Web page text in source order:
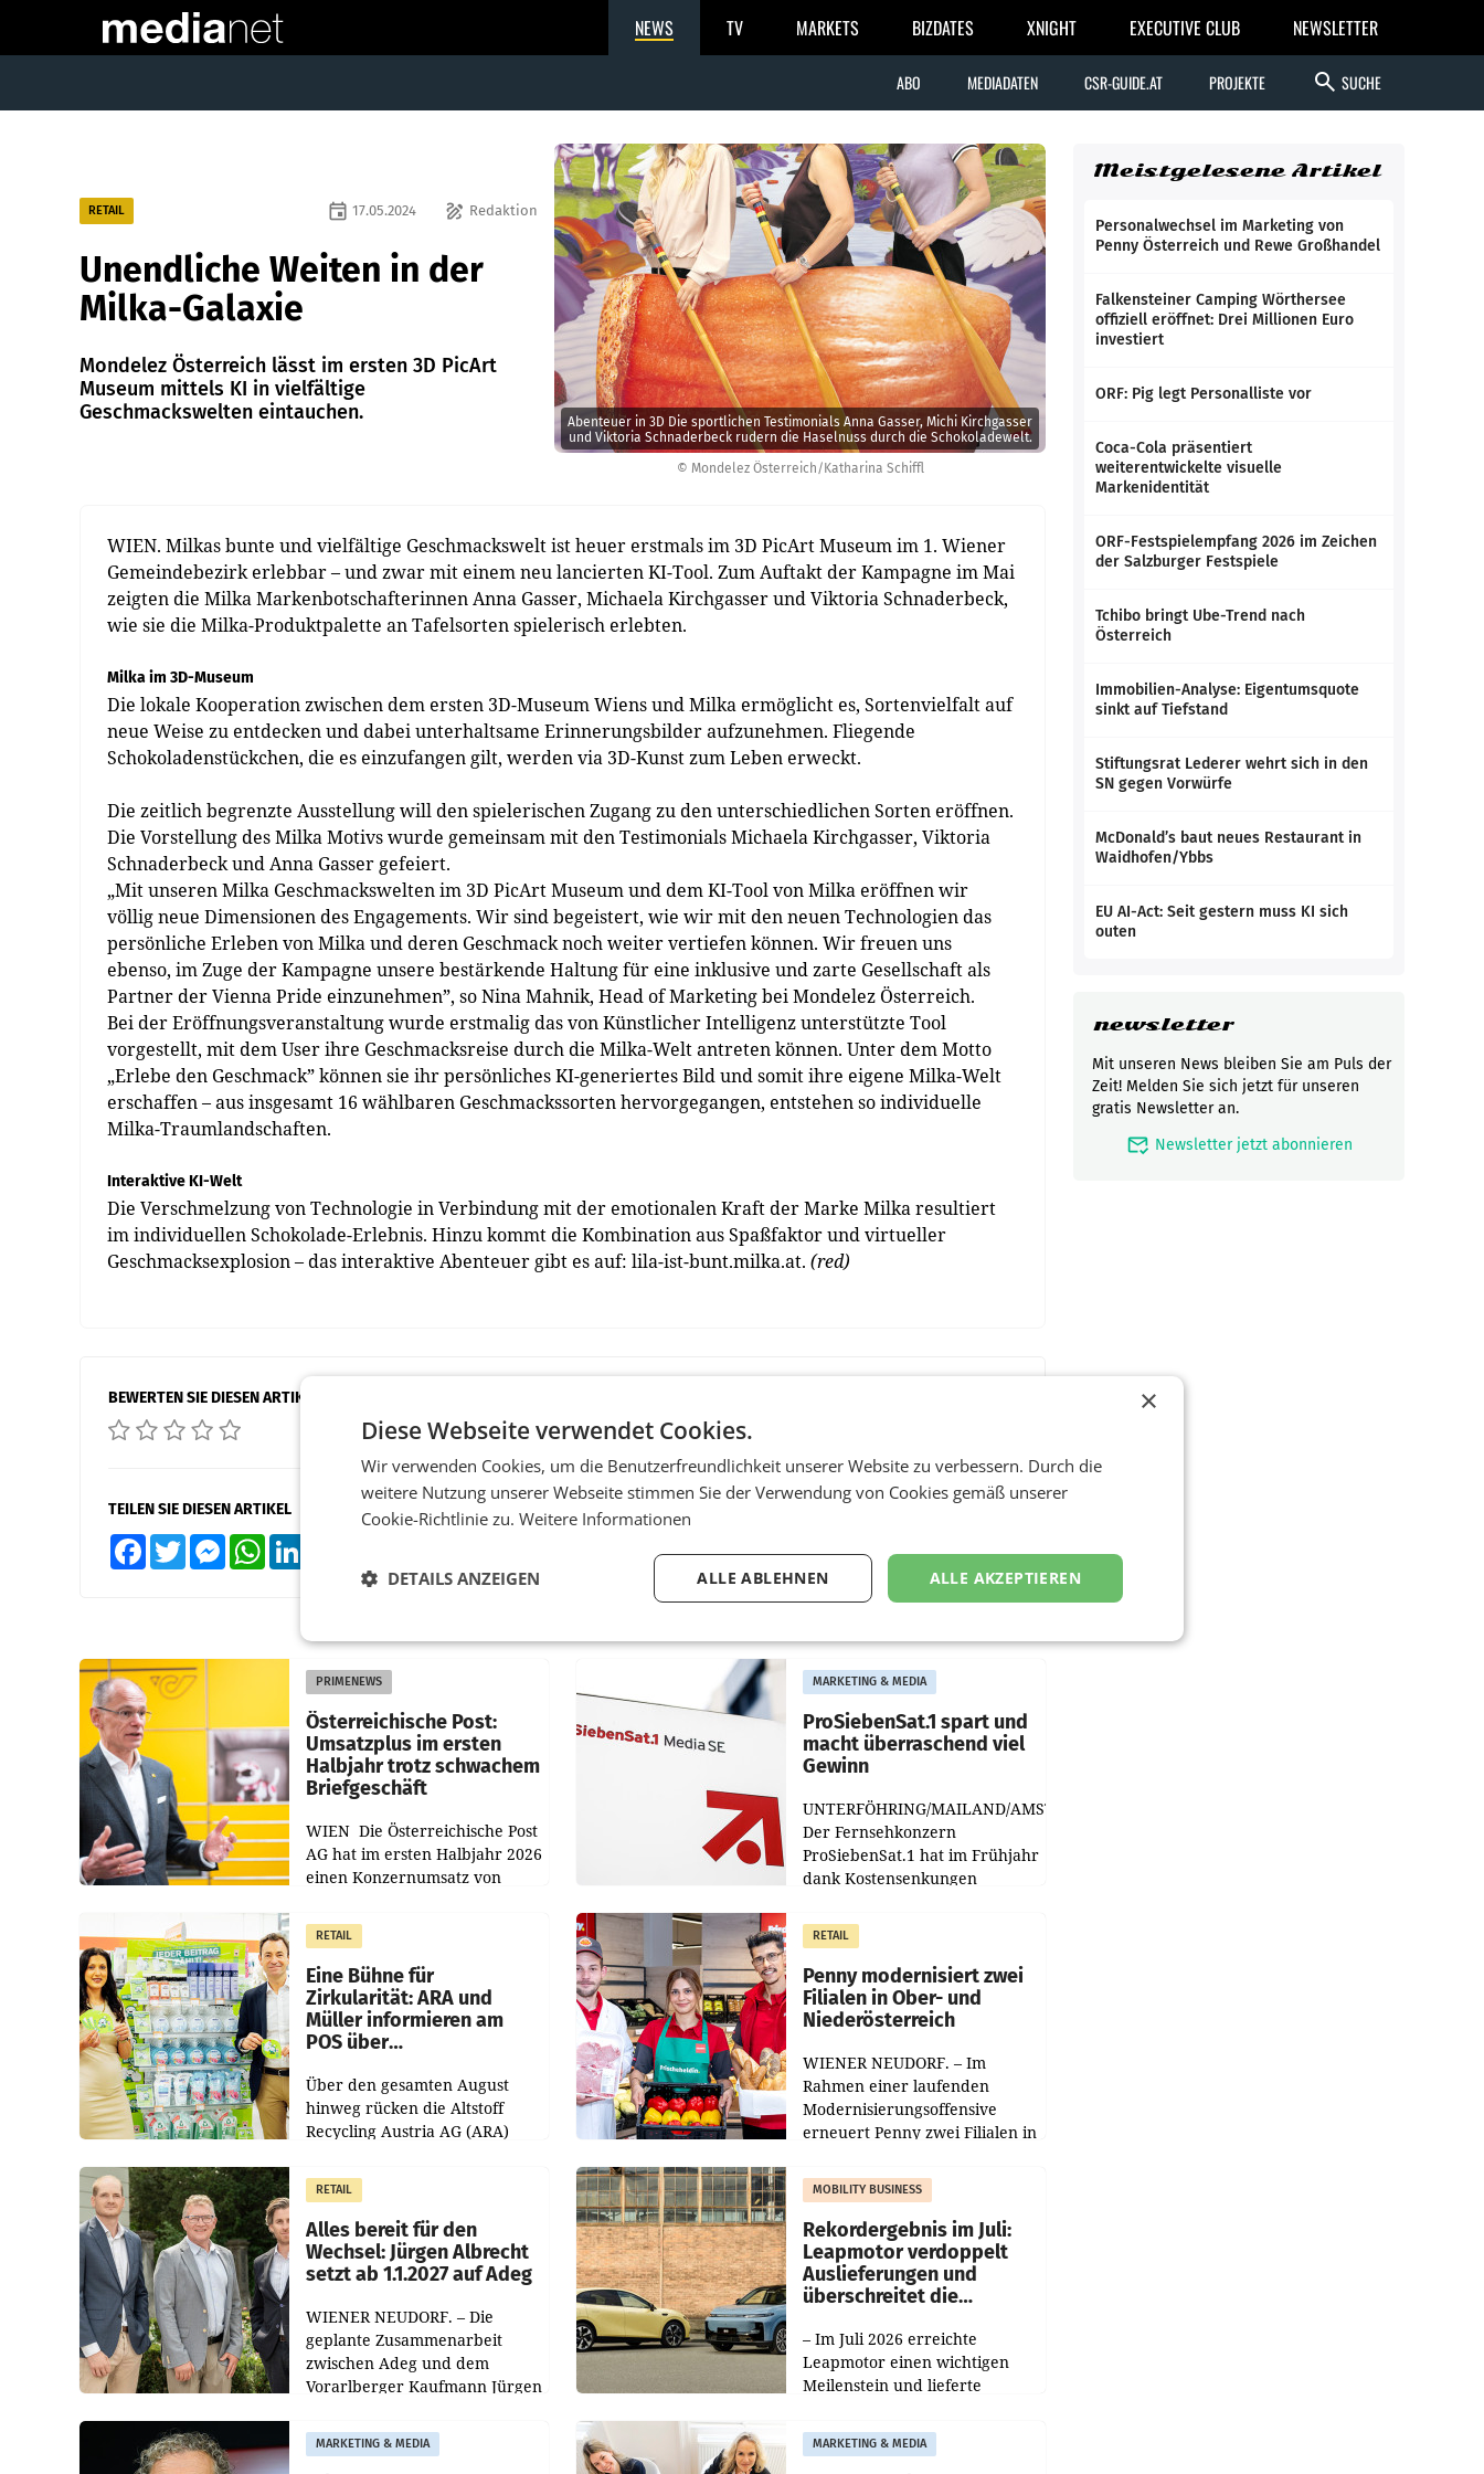
NEWS TV MARKETS BIZDATES XNIGHT EXECUTIVE CLUB NEWSLETTER
ABO MEDIADATEN CSR-GUIDE.AT PROJEKTE search SUCHE
© Mondelez Österreich/Katharina Schiffl
Abenteuer in 3D Die sportlichen Testimonials Anna Gasser, Michi Kirchgasser
und Viktoria Schnaderbeck rudern die Haselnuss durch die Schokoladewelt.
RETAIL draw Redaktion
event 17.05.2024
Unendliche Weiten in der
Milka-Galaxie
Mondelez Österreich lässt im ersten 3D PicArt
Museum mittels KI in vielfältige
Geschmackswelten eintauchen.
WIEN. Milkas bunte und vielfältige Geschmackswelt ist heuer erstmals im 3D PicArt Museum im 1. Wiener
Gemeindebezirk erlebbar – und zwar mit einem neu lancierten KI-Tool. Zum Auftakt der Kampagne im Mai
zeigten die Milka Markenbotschafterinnen Anna Gasser, Michaela Kirchgasser und Viktoria Schnaderbeck,
wie sie die Milka-Produktpalette an Tafelsorten spielerisch erlebten.
Milka im 3D-Museum
Die lokale Kooperation zwischen dem ersten 3D-Museum Wiens und Milka ermöglicht es, Sortenvielfalt auf
neue Weise zu entdecken und dabei unterhaltsame Erinnerungsbilder aufzunehmen. Fliegende
Schokoladenstückchen, die es einzufangen gilt, werden via 3D-Kunst zum Leben erweckt.
Die zeitlich begrenzte Ausstellung will den spielerischen Zugang zu den unterschiedlichen Sorten eröffnen.
Die Vorstellung des Milka Motivs wurde gemeinsam mit den Testimonials Michaela Kirchgasser, Viktoria
Schnaderbeck und Anna Gasser gefeiert.
„Mit unseren Milka Geschmackswelten im 3D PicArt Museum und dem KI-Tool von Milka eröffnen wir
völlig neue Dimensionen des Engagements. Wir sind begeistert, wie wir mit den neuen Technologien das
persönliche Erleben von Milka und deren Geschmack noch weiter vertiefen können. Wir freuen uns
ebenso, im Zuge der Kampagne unsere bestärkende Haltung für eine inklusive und zarte Gesellschaft als
Partner der Vienna Pride einzunehmen”, so Nina Mahnik, Head of Marketing bei Mondelez Österreich.
Bei der Eröffnungsveranstaltung wurde erstmalig das von Künstlicher Intelligenz unterstützte Tool
vorgestellt, mit dem User ihre Geschmacksreise durch die Milka-Welt antreten können. Unter dem Motto
„Erlebe den Geschmack” können sie ihr persönliches KI-generiertes Bild und somit ihre eigene Milka-Welt
erschaffen – aus insgesamt 16 wählbaren Geschmackssorten hervorgegangen, entstehen so individuelle
Milka-Traumlandschaften.
Interaktive KI-Welt
Die Verschmelzung von Technologie in Verbindung mit der emotionalen Kraft der Marke Milka resultiert
im individuellen Schokolade-Erlebnis. Hinzu kommt die Kombination aus Spaßfaktor und virtueller
Geschmacksexplosion – das interaktive Abenteuer gibt es auf: lila-ist-bunt.milka.at. (red)
BEWERTEN SIE DIESEN ARTIKEL
TEILEN SIE DIESEN ARTIKEL
FacebookTwitter MessengerWhatsApp
PRIMENEWS
Österreichische Post:
Umsatzplus im ersten
Halbjahr trotz schwachem
Briefgeschäft
WIEN Die Österreichische Post
AG hat im ersten Halbjahr 2026
einen Konzernumsatz von
erwirtschaftet, was einem Plus
von 3,8 Prozent gegenüber
dem Vergleichszeitraum
MARKETING & MEDIA
ProSiebenSat.1 spart und
macht überraschend viel
Gewinn
UNTERFÖHRING/MAILAND/AMSTERDAM.
Der Fernsehkonzern
ProSiebenSat.1 hat im Frühjahr
dank Kostensenkungen
gemacht und die
Markterwartung deutlich
übertroffen.
RETAIL
Eine Bühne für
Zirkularität: ARA und
Müller informieren am
POS über
Über den gesamten August
hinweg rücken die Altstoff
Recycling Austria AG (ARA)
Müller die Initiative „Kreislauf-
Helden“ in allen
österreichischen Müller-Filialen
RETAIL
Penny modernisiert zwei
Filialen in Ober- und
Niederösterreich
WIENER NEUDORF. – Im
Rahmen einer laufenden
Modernisierungsoffensive
erneuert Penny zwei Filialen in
Die beiden Standorte liegen in
Haag sowie im rund
RETAIL
Alles bereit für den
Wechsel: Jürgen Albrecht
setzt ab 1.1.2027 auf Adeg
WIENER NEUDORF. – Die
geplante Zusammenarbeit
zwischen Adeg und dem
Vorarlberger Kaufmann Jürgen
freigegeben: Die
Bundeswettbewerbsbehörde
MOBILITY BUSINESS
Rekordergebnis im Juli:
Leapmotor verdoppelt
Auslieferungen und
überschreitet die
– Im Juli 2026 erreichte
Leapmotor einen wichtigen
Meilenstein und lieferte
aus, womit sich das Ergebnis
gegenüber Juli 2025 mehr als
MARKETING & MEDIA MARKETING & MEDIA
Meistgelesene Artikel
Personalwechsel im Marketing von
Penny Österreich und Rewe Großhandel
Falkensteiner Camping Wörthersee
offiziell eröffnet: Drei Millionen Euro
investiert
ORF: Pig legt Personalliste vor
Coca-Cola präsentiert
weiterentwickelte visuelle
Markenidentität
ORF-Festspielempfang 2026 im Zeichen
der Salzburger Festspiele
Tchibo bringt Ube-Trend nach
Österreich
Immobilien-Analyse: Eigentumsquote
sinkt auf Tiefstand
Stiftungsrat Lederer wehrt sich in den
SN gegen Vorwürfe
McDonald’s baut neues Restaurant in
Waidhofen/Ybbs
EU AI-Act: Seit gestern muss KI sich
outen
newsletter
Mit unseren News bleiben Sie am Puls der
Zeit! Melden Sie sich jetzt für unseren
gratis Newsletter an.
mark_email_read Newsletter jetzt abonnieren
×
Diese Webseite verwendet Cookies.
Wir verwenden Cookies, um die Benutzerfreundlichkeit unserer Website zu verbessern. Durch die
weitere Nutzung unserer Webseite stimmen Sie der Verwendung von Cookies gemäß unserer
Cookie-Richtlinie zu. Weitere Informationen
ALLE AKZEPTIEREN
ALLE ABLEHNEN
DETAILS ANZEIGEN